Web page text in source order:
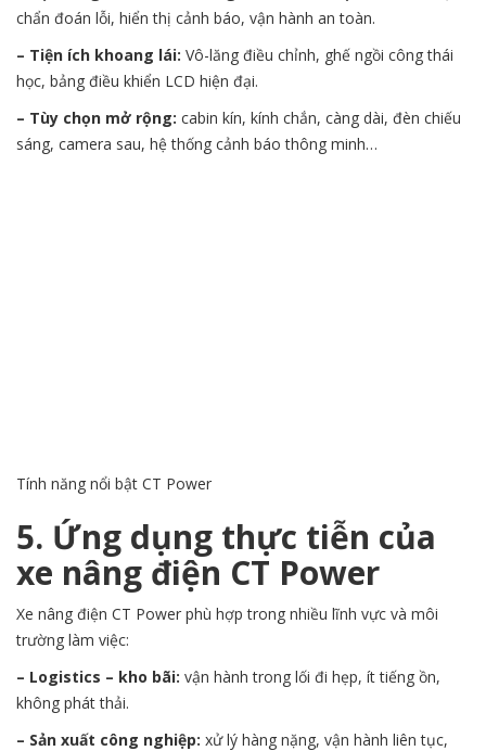
chẩn đoán lỗi, hiển thị cảnh báo, vận hành an toàn.
– Tiện ích khoang lái: Vô-lăng điều chỉnh, ghế ngồi công thái
học, bảng điều khiển LCD hiện đại.
– Tùy chọn mở rộng: cabin kín, kính chắn, càng dài, đèn chiếu
sáng, camera sau, hệ thống cảnh báo thông minh…
Tính năng nổi bật CT Power
5. Ứng dụng thực tiễn của
xe nâng điện CT Power
Xe nâng điện CT Power phù hợp trong nhiều lĩnh vực và môi
trường làm việc:
– Logistics – kho bãi: vận hành trong lối đi hẹp, ít tiếng ồn,
không phát thải.
– Sản xuất công nghiệp: xử lý hàng nặng, vận hành liên tục,